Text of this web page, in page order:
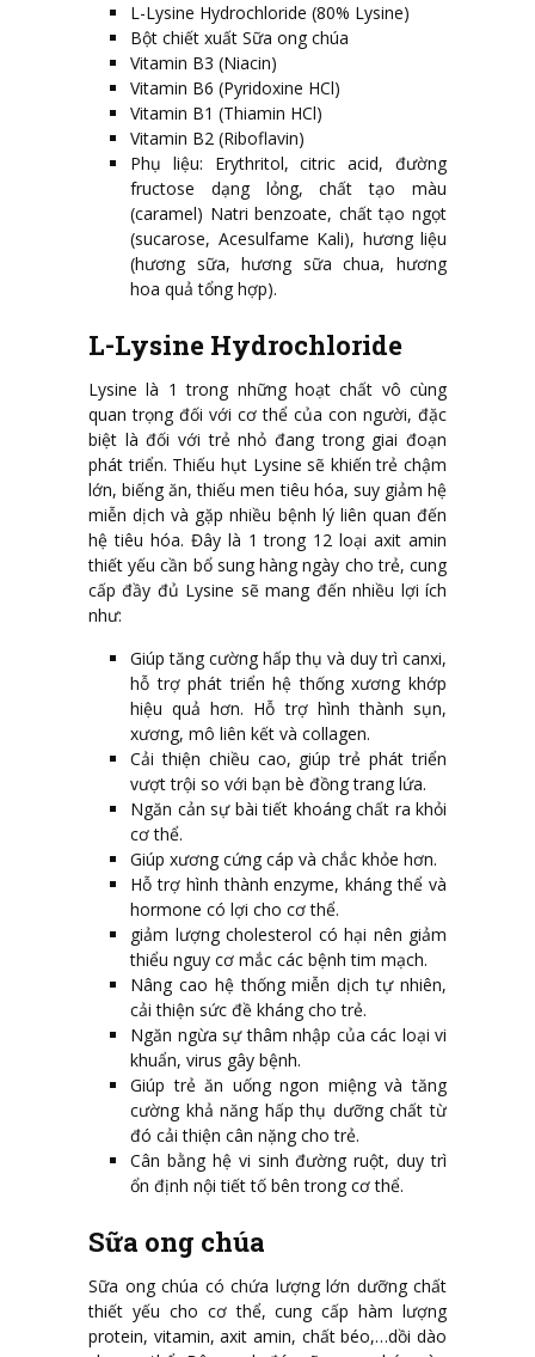
L-Lysine Hydrochloride (80% Lysine)
Bột chiết xuất Sữa ong chúa
Vitamin B3 (Niacin)
Vitamin B6 (Pyridoxine HCl)
Vitamin B1 (Thiamin HCl)
Vitamin B2 (Riboflavin)
Phụ liệu: Erythritol, citric acid, đường
fructose dạng lỏng, chất tạo màu
(caramel) Natri benzoate, chất tạo ngọt
(sucarose, Acesulfame Kali), hương liệu
(hương sữa, hương sữa chua, hương
hoa quả tổng hợp).
L-Lysine Hydrochloride
Lysine là 1 trong những hoạt chất vô cùng
quan trọng đối với cơ thể của con người, đặc
biệt là đối với trẻ nhỏ đang trong giai đoạn
phát triển. Thiếu hụt Lysine sẽ khiến trẻ chậm
lớn, biếng ăn, thiếu men tiêu hóa, suy giảm hệ
miễn dịch và gặp nhiều bệnh lý liên quan đến
hệ tiêu hóa. Đây là 1 trong 12 loại axit amin
thiết yếu cần bổ sung hàng ngày cho trẻ, cung
cấp đầy đủ Lysine sẽ mang đến nhiều lợi ích
như:
Giúp tăng cường hấp thụ và duy trì canxi,
hỗ trợ phát triển hệ thống xương khớp
hiệu quả hơn. Hỗ trợ hình thành sụn,
xương, mô liên kết và collagen.
Cải thiện chiều cao, giúp trẻ phát triển
vượt trội so với bạn bè đồng trang lứa.
Ngăn cản sự bài tiết khoáng chất ra khỏi
cơ thể.
Giúp xương cứng cáp và chắc khỏe hơn.
Hỗ trợ hình thành enzyme, kháng thể và
hormone có lợi cho cơ thể.
giảm lượng cholesterol có hại nên giảm
thiểu nguy cơ mắc các bệnh tim mạch.
Nâng cao hệ thống miễn dịch tự nhiên,
cải thiện sức đề kháng cho trẻ.
Ngăn ngừa sự thâm nhập của các loại vi
khuẩn, virus gây bệnh.
Giúp trẻ ăn uống ngon miệng và tăng
cường khả năng hấp thụ dưỡng chất từ
đó cải thiện cân nặng cho trẻ.
Cân bằng hệ vi sinh đường ruột, duy trì
ổn định nội tiết tố bên trong cơ thể.
Sữa ong chúa
Sữa ong chúa có chứa lượng lớn dưỡng chất
thiết yếu cho cơ thể, cung cấp hàm lượng
protein, vitamin, axit amin, chất béo,…dồi dào